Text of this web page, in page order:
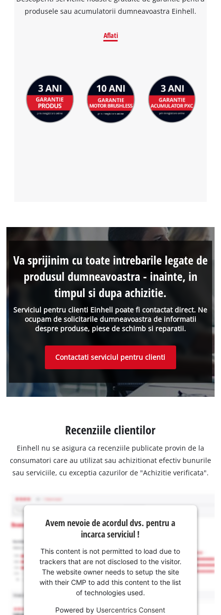
produsele sau acumulatorii dumneavoastra Einhell.
Aflati
Serviciul pentru clienti Einhell poate fi contactat direct. Ne
ocupam de solicitarile dumneavoastra de informatii
despre produse, piese de schimb si reparatii.
Va sprijinim cu toate intrebarile legate de
produsul dumneavoastra - inainte, in
timpul si dupa achizitie.
Contactati serviciul pentru clienti
Recenziile clientilor
Einhell nu se asigura ca recenziile publicate provin de la
consumatori care au utilizat sau achizitionat efectiv bunurile
sau serviciile, cu exceptia cazurilor de "Achizitie verificata".
Avem nevoie de acordul dvs. pentru a
incarca serviciul !
This content is not permitted to load due to
trackers that are not disclosed to the visitor.
The website owner needs to setup the site
with their CMP to add this content to the list
of technologies used.
Powered by Usercentrics Consent